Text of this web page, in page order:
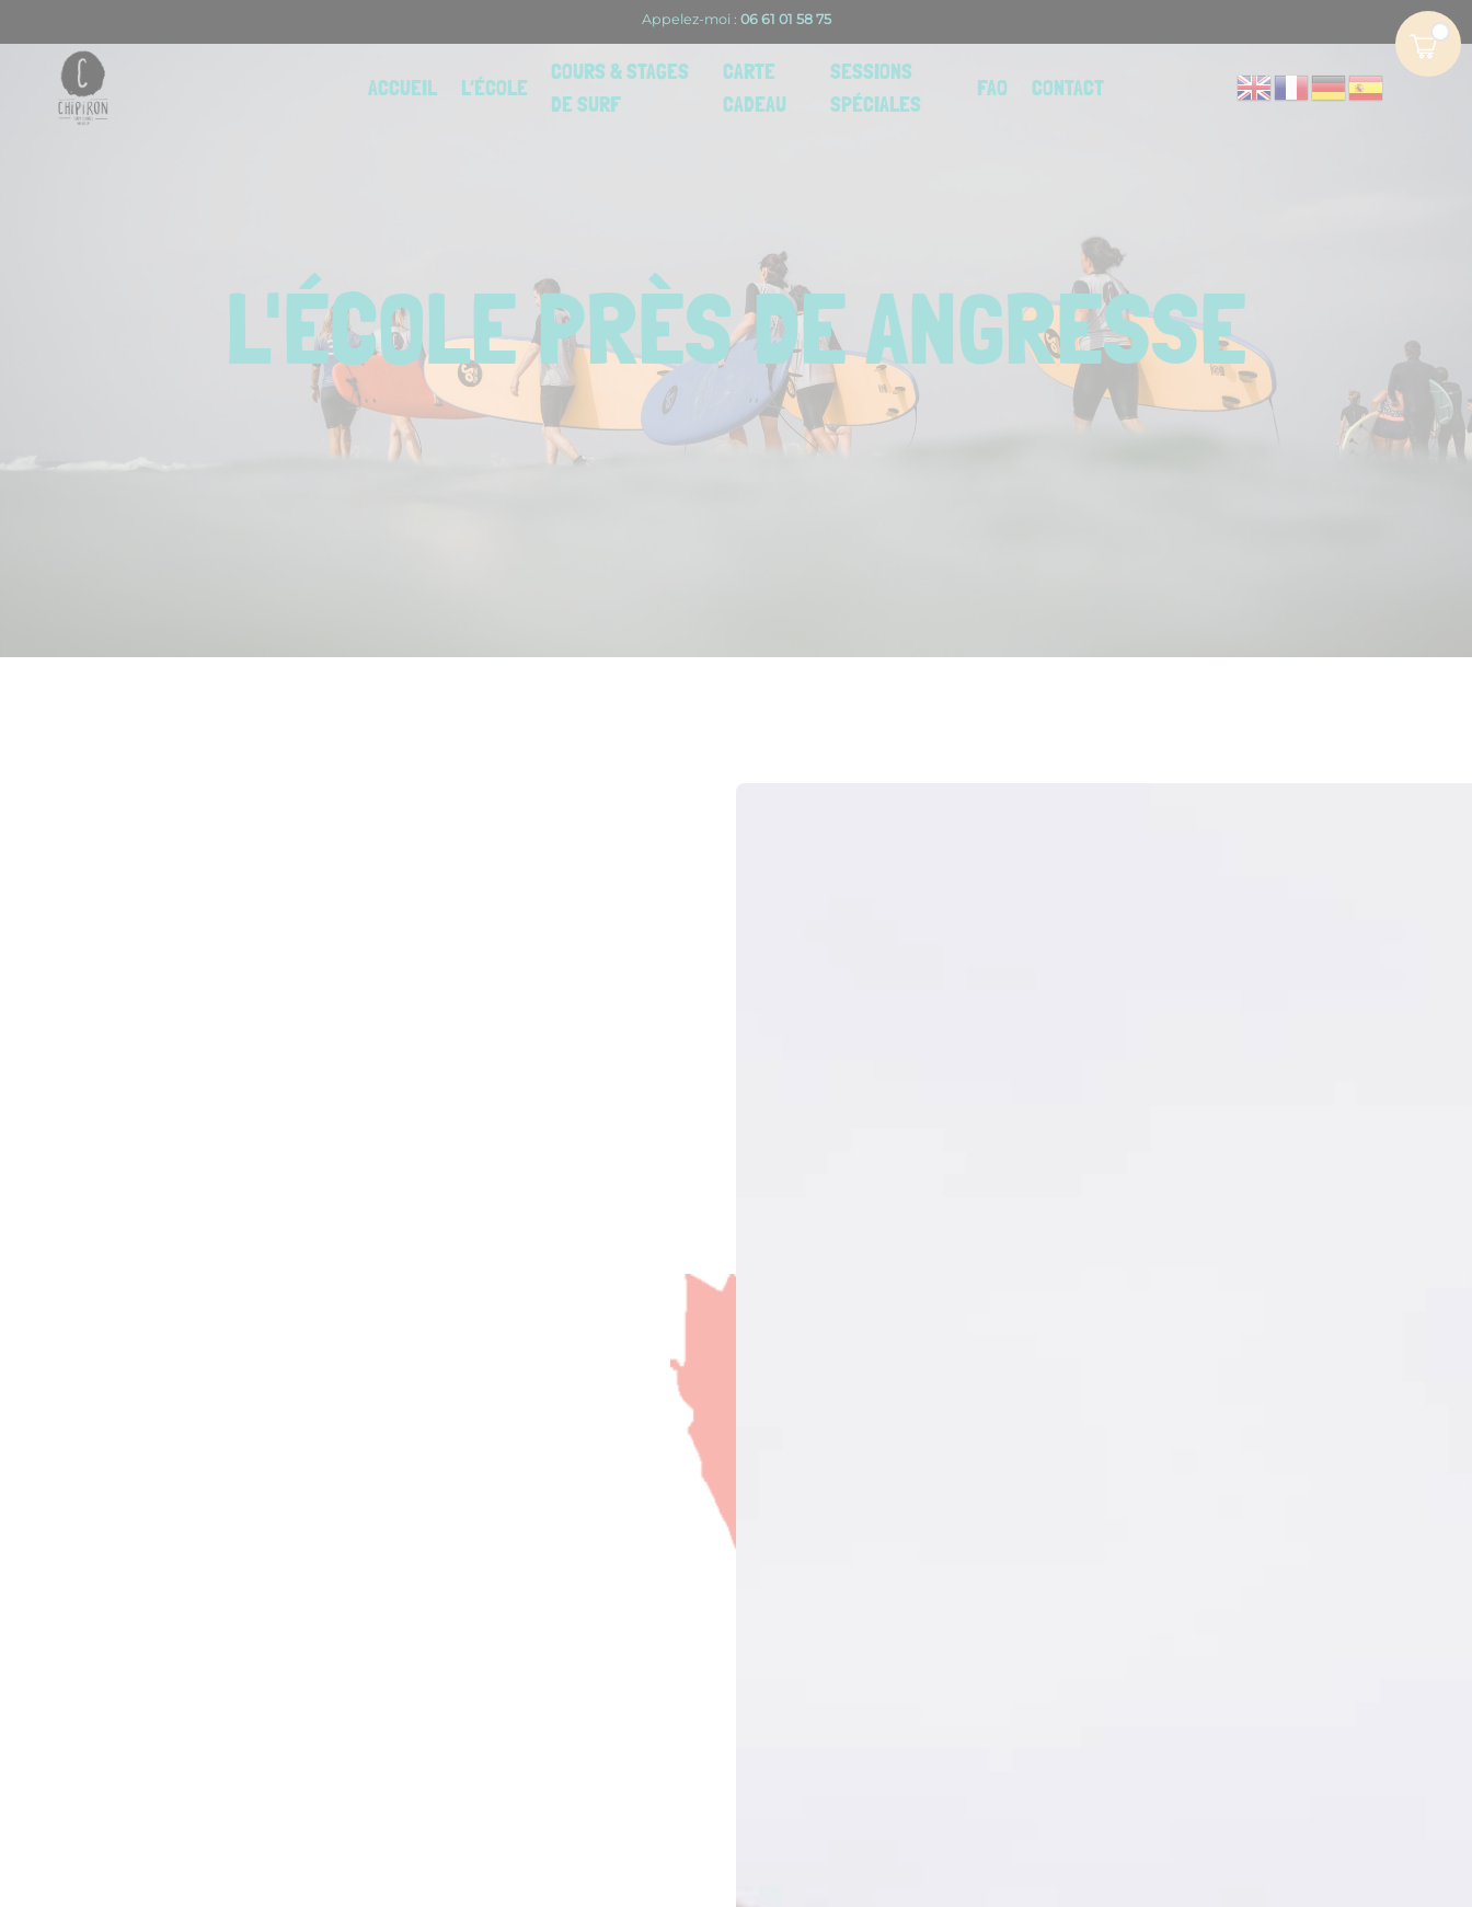
Appelez-moi : 06 61 01 58 75
ACCUEIL L’ÉCOLE
COURS & STAGES
DE SURF
CARTE
CADEAU
SESSIONS
SPÉCIALES
FAQ CONTACT
L'ÉCOLE PRÈS DE ANGRESSE